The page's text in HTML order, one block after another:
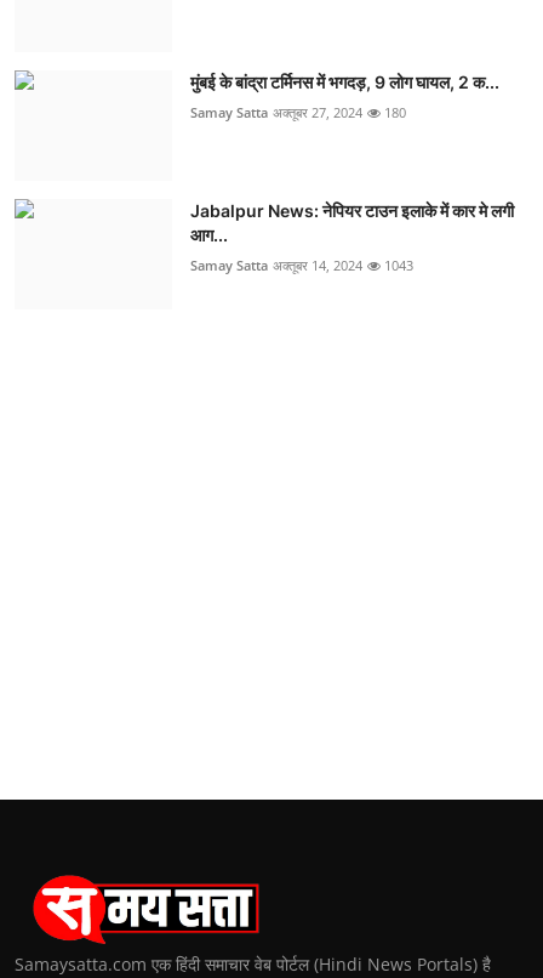
मुंबई के बांद्रा टर्मिनस में भगदड़, 9 लोग घायल, 2 क...
Samay Satta अक्तूबर 27, 2024 180
Jabalpur News: नेपियर टाउन इलाके में कार मे लगी
आग...
Samay Satta अक्तूबर 14, 2024 1043
Samaysatta.com एक हिंदी समाचार वेब पोर्टल (Hindi News Portals) है